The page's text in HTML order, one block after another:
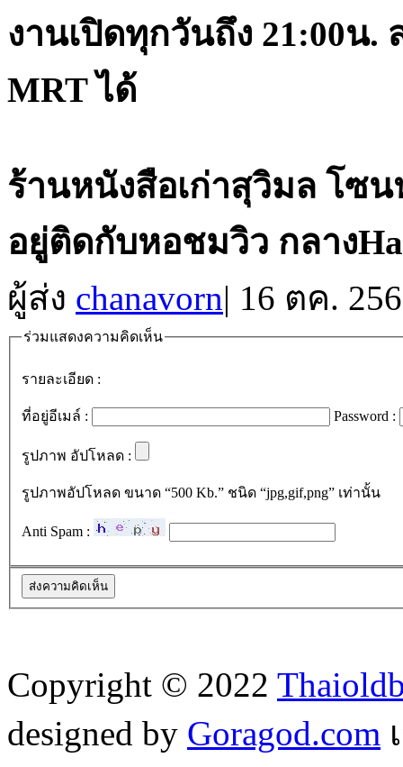
งานเปิดทุกวันถึง 21:00น.
MRT ได้
ร้านหนังสือเก่าสุวิมล โซน
อยู่ติดกับหอชมวิว กลาง
ผู้ส่ง chanavorn| 16 ตค.
ร่วมแสดงความคิดเห็น
รายละเอียด :
ที่อยู่อีเมล์ : Password :
รูปภาพ อัปโหลด :
รูปภาพอัปโหลด ขนาด “500 Kb.” ชนิด “jpg,gif,png” เท่านั้น
Anti Spam :
Copyright © 2022
designed by Goragod.com